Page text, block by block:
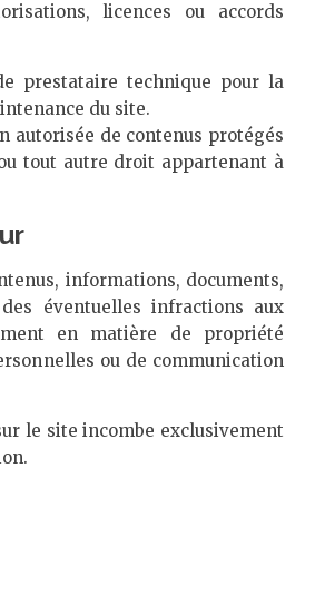
licences ou accords
prestataire technique pour la
du site.
autorisée de contenus protégés
tout autre droit appartenant à
informations, documents,
éventuelles infractions aux
en matière de propriété
ou de communication
le site incombe exclusivement